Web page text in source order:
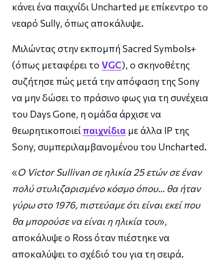
κάνει ένα παιχνίδι Uncharted με επίκεντρο το
νεαρό Sully, όπως αποκάλυψε.
Μιλώντας στην εκπομπή Sacred Symbols+
(όπως μεταφέρει το VGC), ο σκηνοθέτης
συζήτησε πώς μετά την απόφαση της Sony
να μην δώσει το πράσινο φως για τη συνέχεια
του Days Gone, η ομάδα άρχισε να
θεωρητικοποιεί παιχνίδια με άλλα IP της
Sony, συμπεριλαμβανομένου του Uncharted.
«Ο Victor Sullivan σε ηλικία 25 ετών σε έναν
πολύ στυλιζαρισμένο κόσμο όπου… θα ήταν
γύρω στο 1976, πιστεύαμε ότι είναι εκεί που
θα μπορούσε να είναι η ηλικία του»,
αποκάλυψε ο Ross όταν πιέστηκε να
αποκαλύψει το σχέδιό του για τη σειρά.